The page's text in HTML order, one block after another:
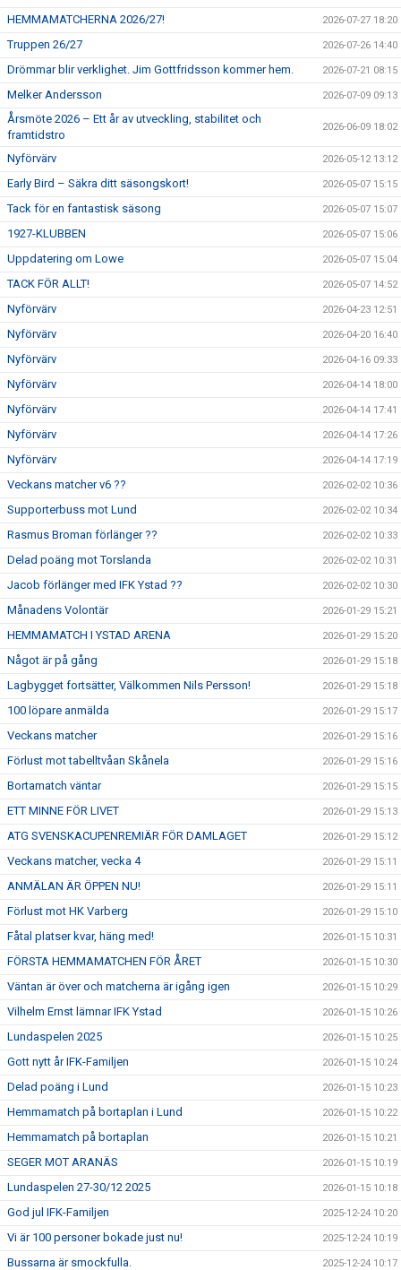
HEMMAMATCHERNA 2026/27! 2026-07-27 18:20
Truppen 26/27 2026-07-26 14:40
Drömmar blir verklighet. Jim Gottfridsson kommer hem. 2026-07-21 08:15
Melker Andersson 2026-07-09 09:13
Årsmöte 2026 – Ett år av utveckling, stabilitet och
framtidstro
2026-06-09 18:02
Nyförvärv 2026-05-12 13:12
Early Bird – Säkra ditt säsongskort! 2026-05-07 15:15
Tack för en fantastisk säsong 2026-05-07 15:07
1927-KLUBBEN 2026-05-07 15:06
Uppdatering om Lowe 2026-05-07 15:04
TACK FÖR ALLT! 2026-05-07 14:52
Nyförvärv 2026-04-23 12:51
Nyförvärv 2026-04-20 16:40
Nyförvärv 2026-04-16 09:33
Nyförvärv 2026-04-14 18:00
Nyförvärv 2026-04-14 17:41
Nyförvärv 2026-04-14 17:26
Nyförvärv 2026-04-14 17:19
Veckans matcher v6 ?? 2026-02-02 10:36
Supporterbuss mot Lund 2026-02-02 10:34
Rasmus Broman förlänger ?? 2026-02-02 10:33
Delad poäng mot Torslanda 2026-02-02 10:31
Jacob förlänger med IFK Ystad ?? 2026-02-02 10:30
Månadens Volontär 2026-01-29 15:21
HEMMAMATCH I YSTAD ARENA 2026-01-29 15:20
Något är på gång 2026-01-29 15:18
Lagbygget fortsätter, Välkommen Nils Persson! 2026-01-29 15:18
100 löpare anmälda 2026-01-29 15:17
Veckans matcher 2026-01-29 15:16
Förlust mot tabelltvåan Skånela 2026-01-29 15:16
Bortamatch väntar 2026-01-29 15:15
ETT MINNE FÖR LIVET 2026-01-29 15:13
ATG SVENSKACUPENREMIÄR FÖR DAMLAGET 2026-01-29 15:12
Veckans matcher, vecka 4 2026-01-29 15:11
ANMÄLAN ÄR ÖPPEN NU! 2026-01-29 15:11
Förlust mot HK Varberg 2026-01-29 15:10
Fåtal platser kvar, häng med! 2026-01-15 10:31
FÖRSTA HEMMAMATCHEN FÖR ÅRET 2026-01-15 10:30
Väntan är över och matcherna är igång igen 2026-01-15 10:29
Vilhelm Ernst lämnar IFK Ystad 2026-01-15 10:26
Lundaspelen 2025 2026-01-15 10:25
Gott nytt år IFK-Familjen 2026-01-15 10:24
Delad poäng i Lund 2026-01-15 10:23
Hemmamatch på bortaplan i Lund 2026-01-15 10:22
Hemmamatch på bortaplan 2026-01-15 10:21
SEGER MOT ARANÄS 2026-01-15 10:19
Lundaspelen 27-30/12 2025 2026-01-15 10:18
God jul IFK-Familjen 2025-12-24 10:20
Vi är 100 personer bokade just nu! 2025-12-24 10:19
Bussarna är smockfulla. 2025-12-24 10:17